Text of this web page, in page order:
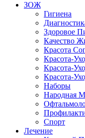
ЗОЖ
Гигиена
Здоровое
Качество
Красота
Красота-
Красота-
Красота-
Наборы
Народная
Спорт
Лечение